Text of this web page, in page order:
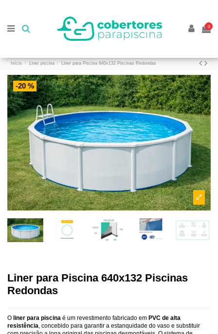
0
Início Liner piscina Liner para Piscina 640x132 Piscinas Redondas
-20 %
Liner para Piscina 640x132 Piscinas
Redondas
O liner para piscina é um revestimento fabricado em PVC de alta
resistência , concebido para garantir a estanquidade do vaso e substituir